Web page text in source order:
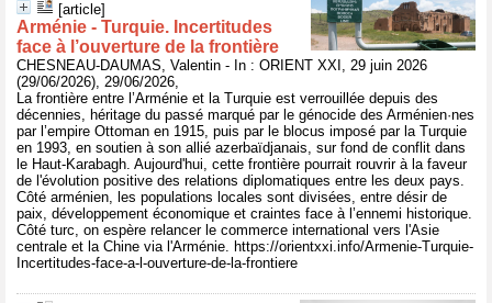
[article]
Arménie - Turquie. Incertitudes
face à l’ouverture de la frontière
CHESNEAU-DAUMAS, Valentin - In : ORIENT XXI, 29 juin 2026
(29/06/2026), 29/06/2026,
La frontière entre l’Arménie et la Turquie est verrouillée depuis des
décennies, héritage du passé marqué par le génocide des Arménien·nes
par l’empire Ottoman en 1915, puis par le blocus imposé par la Turquie
en 1993, en soutien à son allié azerbaïdjanais, sur fond de conflit dans
le Haut-Karabagh. Aujourd'hui, cette frontière pourrait rouvrir à la faveur
de l'évolution positive des relations diplomatiques entre les deux pays.
Côté arménien, les populations locales sont divisées, entre désir de
paix, développement économique et craintes face à l’ennemi historique.
Côté turc, on espère relancer le commerce international vers l'Asie
centrale et la Chine via l'Arménie. https://orientxxi.info/Armenie-Turquie-
Incertitudes-face-a-l-ouverture-de-la-frontiere